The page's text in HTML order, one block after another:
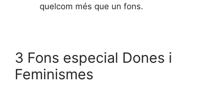
quelcom més que un fons.
3 Fons especial Dones i
Feminismes